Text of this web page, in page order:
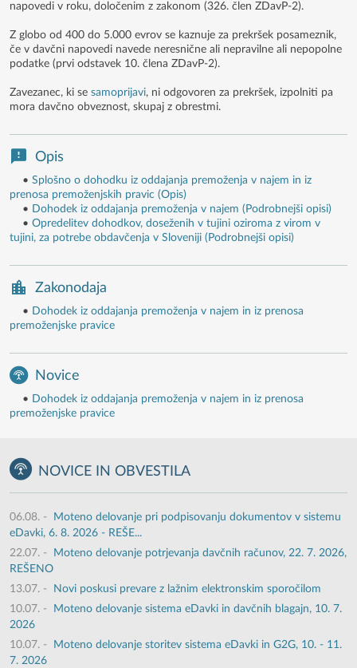
napovedi v roku, določenim z zakonom (326. člen ZDavP-2).
Z globo od 400 do 5.000 evrov se kaznuje za prekršek posameznik,
če v davčni napovedi navede neresnične ali nepravilne ali nepopolne
podatke (prvi odstavek 10. člena ZDavP-2).
Zavezanec, ki se samoprijavi, ni odgovoren za prekršek, izpolniti pa
mora davčno obveznost, skupaj z obrestmi.
Opis
• Splošno o dohodku iz oddajanja premoženja v najem in iz
prenosa premoženjskih pravic (Opis)
• Dohodek iz oddajanja premoženja v najem (Podrobnejši opisi)
• Opredelitev dohodkov, doseženih v tujini oziroma z virom v
tujini, za potrebe obdavčenja v Sloveniji (Podrobnejši opisi)
Zakonodaja
• Dohodek iz oddajanja premoženja v najem in iz prenosa
premoženjske pravice
Novice
• Dohodek iz oddajanja premoženja v najem in iz prenosa
premoženjske pravice
NOVICE IN OBVESTILA
06.08. -
Moteno delovanje pri podpisovanju dokumentov v sistemu
eDavki, 6. 8. 2026 - REŠE...
22.07. -
Moteno delovanje potrjevanja davčnih računov, 22. 7. 2026,
REŠENO
13.07. -
Novi poskusi prevare z lažnim elektronskim sporočilom
10.07. -
Moteno delovanje sistema eDavki in davčnih blagajn, 10. 7.
2026
10.07. -
Moteno delovanje storitev sistema eDavki in G2G, 10. - 11.
7. 2026